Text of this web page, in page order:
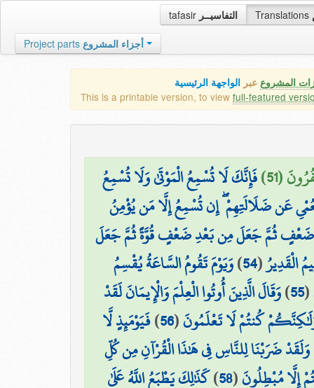
tafasir التفاسيــر Translations
Project parts أجزاء المشروع
المشروع عبر الواجهة الرئيسية
This is a printable version, to view full-featured
(51)
فَإِنَّكَ لَا تُسْمِعُ الْمَوْتَىٰ وَلَا تُسْمِعُ
عَن ضَلَالَتِهِمْ ۖ إِن تُسْمِعُ إِلَّا مَن يُؤْمِنُ
ضَعْفٍ ثُمَّ جَعَلَ مِن بَعْدِ ضَعْفٍ قُوَّةً ثُمَّ جَعَلَ
الْقَدِيرُ(
54
)وَيَوْمَ تَقُومُ السَّاعَةُ يُقْسِمُ
(
55
)وَقَالَ الَّذِينَ أُوتُوا الْعِلْمَ وَالْإِيمَانَ لَقَدْ
وَلَٰكِنَّكُمْ كُنتُمْ لَا تَعْلَمُونَ(
56
)فَيَوْمَئِذٍ لَّا
وَلَقَدْ ضَرَبْنَا لِلنَّاسِ فِي هَٰذَا الْقُرْآنِ مِن كُلِّ
إِلَّا مُبْطِلُونَ(
58
)كَذَٰلِكَ يَطْبَعُ اللَّهُ عَلَىٰ